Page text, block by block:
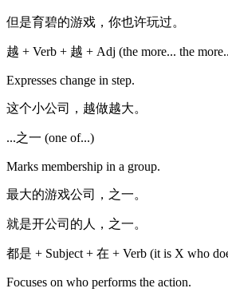
但是育碧的游戏，你也许玩过。
越 + Verb + 越 + Adj (the more... the
Expresses change in step.
这个小公司，越做越大。
...之一 (one of...)
Marks membership in a group.
最大的游戏公司，之一。
就是开公司的人，之一。
都是 + Subject + 在 + Verb (it is X who
Focuses on who performs the action.